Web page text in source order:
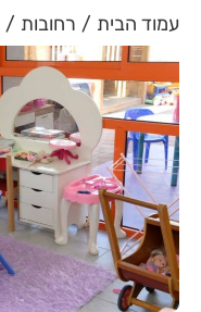
עמוד הבית רחובות